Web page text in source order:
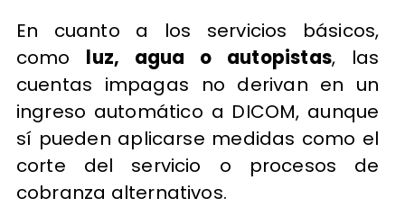
En cuanto a los servicios básicos,
como luz, agua o autopistas, las
cuentas impagas no derivan en un
ingreso automático a DICOM, aunque
sí pueden aplicarse medidas como el
corte del servicio o procesos de
cobranza alternativos.